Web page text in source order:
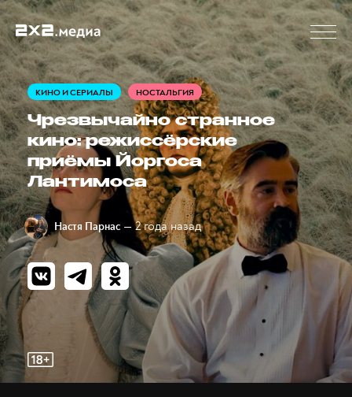
КИНО И СЕРИАЛЫ НОСТАЛЬГИЯ
Чрезвычайно странное
кино: режиссёрские
приёмы Йоргоса
Лантимоса
Настя Парнас — 2 года назад